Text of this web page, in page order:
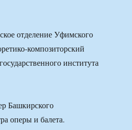
отделение Уфимского
композиторский
института
Башкирского
оперы и балета.